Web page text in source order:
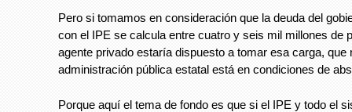
Pero si tomamos en consideración que la deuda del
con el IPE se calcula entre cuatro y seis mil millones de
agente privado estaría dispuesto a tomar esa carga, que
administración pública estatal está en condiciones de
Porque aquí el tema de fondo es que si el IPE y todo el